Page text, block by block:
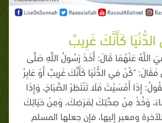
كَأَنَّكَ غَرِيبٌ
اللَّهُ عَنْهُمَا قَالَ: أَخَذَ رَسُولُ اللَّهِ صَلَّى
"كُنْ فِي الدُّنْيَا كَأَنَّكَ غَرِيبٌ أَوْ عَابِرُ
إِذَا أَمْسَيْتَ فَلَا تَنْتَظِرْ الصَّبَاحَ، وَإِذَا
وَخُذْ مِنْ صِحَّتِكَ لِمَرَضِكَ، وَمِنْ حَيَاتِكَ
ومعبر إليها، فإن جعلها المسلم